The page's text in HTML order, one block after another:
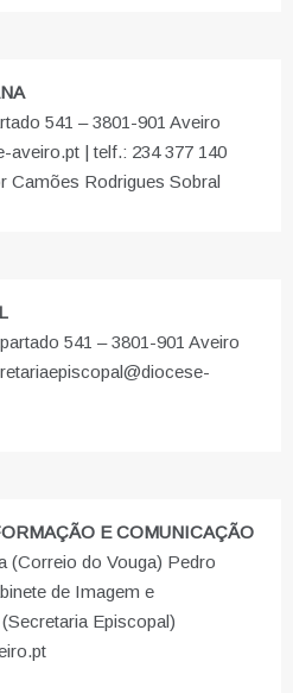
541 – 3801-901 Aveiro
aveiro.pt | telf.: 234 377 140
Camões Rodrigues Sobral
541 – 3801-901 Aveiro
E COMUNICAÇÃO
(Correio do Vouga) Pedro
de Imagem e
Episcopal)